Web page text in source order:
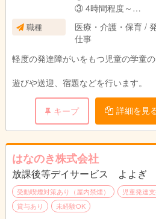
③ 4時間程度～
などなど時間帯をお
パート・アルバイト
時間も４時間からＯ
無資格、理学療法士
の方も大歓迎です。
浜の町校、松山校、
おります。
４教室（浜の町校、
で募集いたしており
職種
医療・介護・保育 /
仕事
軽度の発達障がいをもつ児童の学童の
遊びや送迎、宿題などを行います。
キープ 詳細を見
はなのき株式会社
放課後等デイサービス よよぎ
受動喫煙対策あり（屋内禁煙）
児童発達
賞与あり
未経験OK